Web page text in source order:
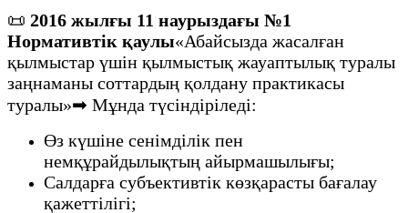
📜 2016 жылғы 11 наурыздағы №1
Нормативтік қаулы«Абайсызда жасалған
қылмыстар үшін қылмыстық жауаптылық туралы
заңнаманы соттардың қолдану практикасы
туралы»➡ Мұнда түсіндіріледі:
Өз күшіне сенімділік пен
немқұрайдылықтың айырмашылығы;
Салдарға субъективтік көзқарасты бағалау
қажеттілігі;